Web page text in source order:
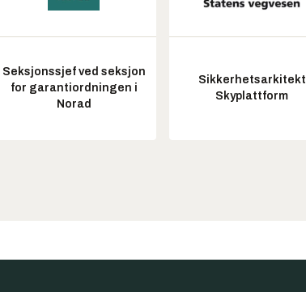
Seksjonssjef ved seksjon
for garantiordningen i
Norad
Sikkerhetsarkitekt
Skyplattform